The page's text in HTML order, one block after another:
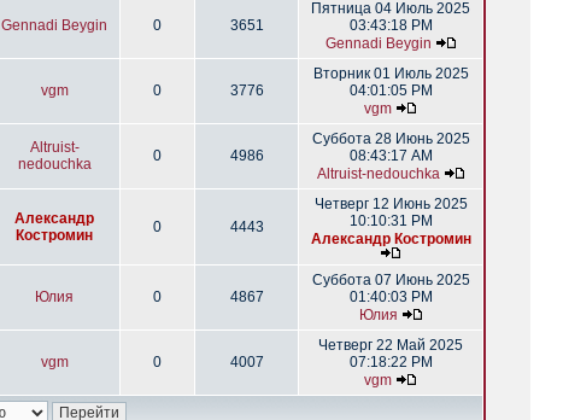
Gennadi Beygin 0 3651
Пятница 04 Июль 2025
03:43:18 PM
Gennadi Beygin
vgm 0 3776
Вторник 01 Июль 2025
04:01:05 PM
vgm
Altruist-
nedouchka
0 4986
Суббота 28 Июнь 2025
08:43:17 AM
Altruist-nedouchka
Александр
Костромин
0 4443
Четверг 12 Июнь 2025
10:10:31 PM
Александр Костромин
Юлия 0 4867
Суббота 07 Июнь 2025
01:40:03 PM
Юлия
vgm 0 4007
Четверг 22 Май 2025
07:18:22 PM
vgm